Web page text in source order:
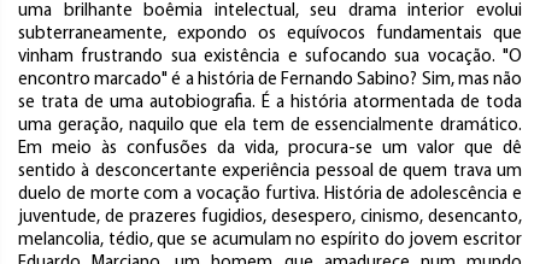
uma brilhante boêmia intelectual, seu drama interior evolui
subterraneamente, expondo os equívocos fundamentais que
vinham frustrando sua existência e sufocando sua vocação. "O
encontro marcado" é a história de Fernando Sabino? Sim, mas não
se trata de uma autobiografia. É a história atormentada de toda
uma geração, naquilo que ela tem de essencialmente dramático.
Em meio às confusões da vida, procura-se um valor que dê
sentido à desconcertante experiência pessoal de quem trava um
duelo de morte com a vocação furtiva. História de adolescência e
juventude, de prazeres fugidios, desespero, cinismo, desencanto,
melancolia, tédio, que se acumulam no espírito do jovem escritor